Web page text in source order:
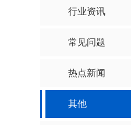
行业资讯
常见问题
热点新闻
其他